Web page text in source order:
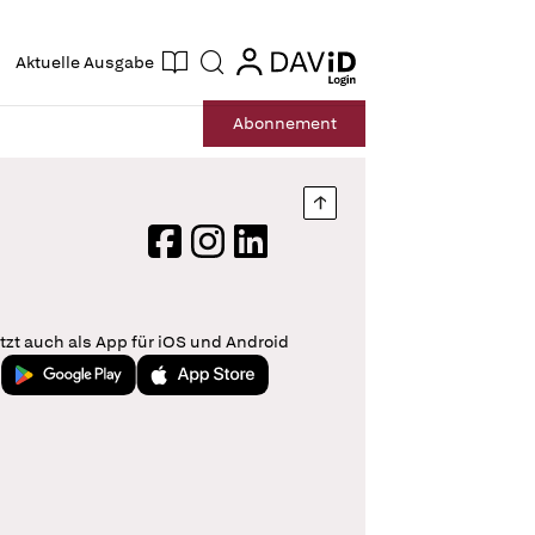
Aktuelle Ausgabe Suche login
login
Abonnement
Nach oben springen
FacebookInstagram
LinkedIn
auch als App für iOS und Android
Jetzt bei Google PlayLaden im App Store